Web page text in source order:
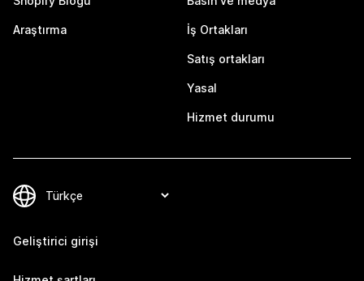
Araştırma İş Ortakları
Satış ortakları
Yasal
Hizmet durumu
Geliştirici girişi